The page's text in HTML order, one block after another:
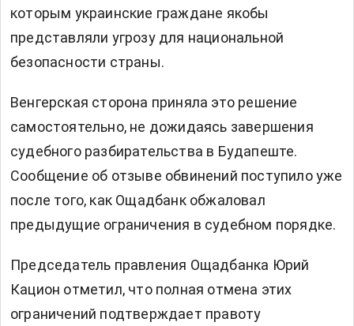
которым украинские граждане якобы
представляли угрозу для национальной
безопасности страны.
Венгерская сторона приняла это решение
самостоятельно, не дожидаясь завершения
судебного разбирательства в Будапеште.
Сообщение об отзыве обвинений поступило уже
после того, как Ощадбанк обжаловал
предыдущие ограничения в судебном порядке.
Председатель правления Ощадбанка Юрий
Кацион отметил, что полная отмена этих
ограничений подтверждает правоту